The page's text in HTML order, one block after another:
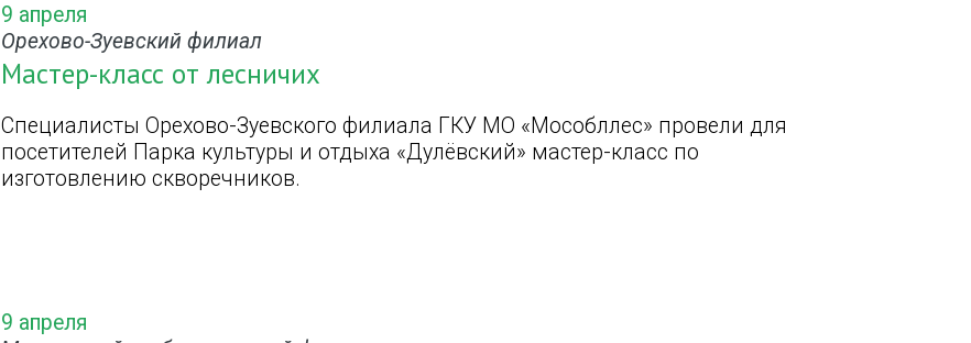
9 апреля
Орехово-Зуевский филиал
Мастер-класс от лесничих
Специалисты Орехово-Зуевского филиала ГКУ МО «Мособллес» провели для
посетителей Парка культуры и отдыха «Дулёвский» мастер-класс по
изготовлению скворечников.
9 апреля